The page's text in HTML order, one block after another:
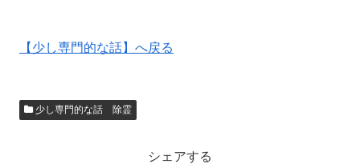
【少し専門的な話】へ戻る
少し専門的な話 除霊
シェアする